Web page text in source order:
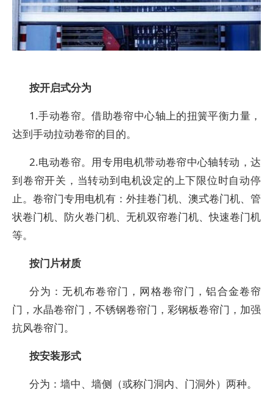
按开启式分为
1.手动卷帘。借助卷帘中心轴上的扭簧平衡力量，
达到手动拉动卷帘的目的。
2.电动卷帘。用专用电机带动卷帘中心轴转动，达
到卷帘开关，当转动到电机设定的上下限位时自动停
止。卷帘门专用电机有：外挂卷门机、澳式卷门机、管
状卷门机、防火卷门机、无机双帘卷门机、快速卷门机
等。
按门片材质
分为：无机布卷帘门，网格卷帘门，铝合金卷帘
门，水晶卷帘门，不锈钢卷帘门，彩钢板卷帘门，加强
抗风卷帘门。
按安装形式
分为：墙中、墙侧（或称门洞内、门洞外）两种。